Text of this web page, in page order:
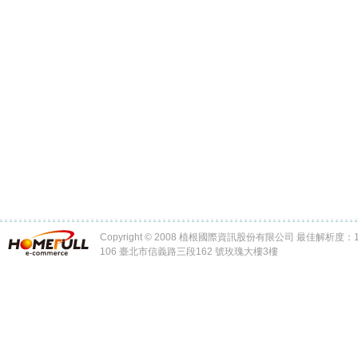
Copyright © 2008 植根國際資訊股份有限公司 最佳解析度：
106 臺北市信義路三段162 號玫瑰大樓3樓